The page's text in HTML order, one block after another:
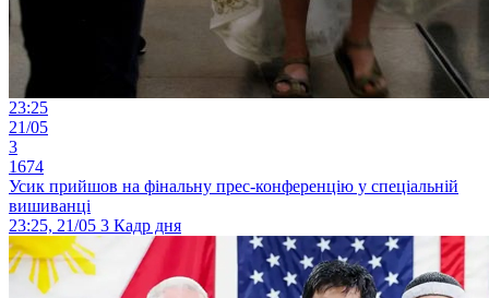
23:25
21/05
3
1674
Усик прийшов на фінальну прес-конференцію у спеціальній
вишиванці
23:25, 21/05 3 Кадр дня